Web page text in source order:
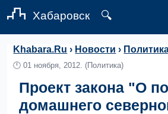
Хабаровск 🔍
Khabara.Ru › Новости ›
🕛01 ноября, 2012. (Политика)
Проект закона "О
домашнего